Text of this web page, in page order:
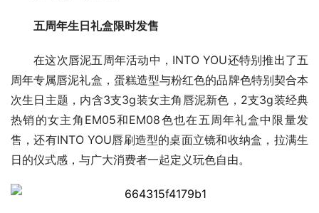
五周年生日礼盒限时发售
在这次唇泥五周年活动中，INTO YOU还特别推出了五
周年专属唇泥礼盒，蛋糕造型与粉红色的品牌色特别契合本
次生日主题，内含3支3g装女主角唇泥新色，2支3g装经典
热销的女主角EM05和EM08色也在五周年礼盒中限量发
售，还有INTO YOU唇刷造型的桌面立镜和收纳盒，拉满生
日的仪式感，与广大消费者一起定义玩色自由。